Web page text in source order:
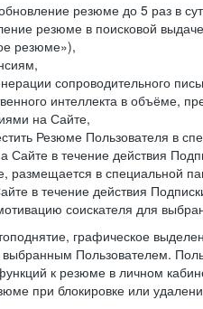
резюме до 5 раз в
резюме в поисковой
резюме»),
сопроводительного
интеллекта в объёме,
на Сайте,
Резюме Пользователя в
Сайте в течение действия
размещается в специальной
в течение действия
соискателя для
графическое
Пользователем.
к резюме в личном
при блокировке или